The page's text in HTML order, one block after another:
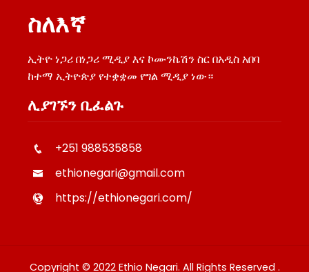
ስለእኛ
ኢትዮ ነጋሪ በነጋሪ ሚዲያ እና ኮሙንኬሽን ስር በአዲስ አበባ
ከተማ ኢትዮጵያ የተቋቋመ የግል ሚዲያ ነው።
ሊያገኙን ቢፈልጉ
+251 988535858
ethionegari@gmail.com
https://ethionegari.com/
Copyright © 2022 Ethio Negari. All Rights Reserved .